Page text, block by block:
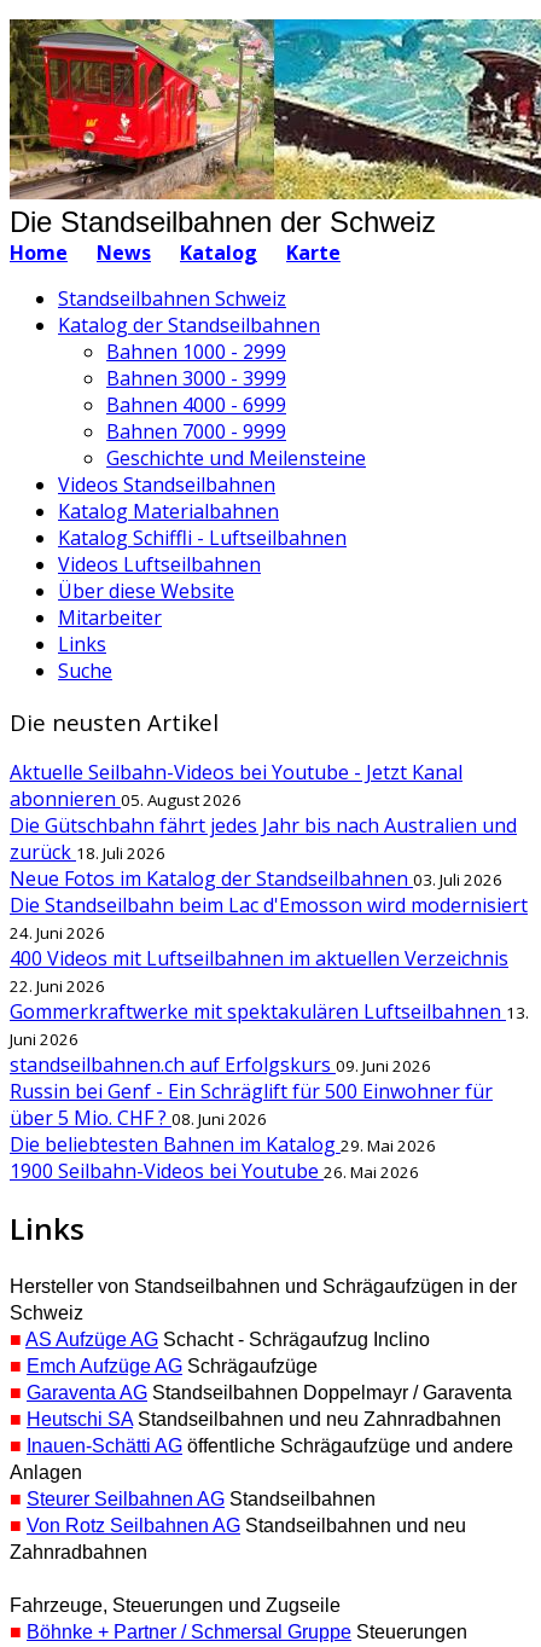
Die Standseilbahnen der Schweiz
Home News Katalog
Karte
Standseilbahnen Schweiz
Katalog der Standseilbahnen
Bahnen 1000 - 2999
Bahnen 3000 - 3999
Bahnen 4000 - 6999
Bahnen 7000 - 9999
Geschichte und Meilensteine
Videos Standseilbahnen
Katalog Materialbahnen
Katalog Schiffli - Luftseilbahnen
Videos Luftseilbahnen
Über diese Website
Mitarbeiter
Links
Suche
Die neusten Artikel
Aktuelle Seilbahn-Videos bei Youtube - Jetzt Kanal
abonnieren 05. August 2026
Die Gütschbahn fährt jedes Jahr bis nach Australien und
zurück 18. Juli 2026
Neue Fotos im Katalog der Standseilbahnen 03. Juli 2026
Die Standseilbahn beim Lac d'Emosson wird modernisiert
24. Juni 2026
400 Videos mit Luftseilbahnen im aktuellen Verzeichnis
22. Juni 2026
Gommerkraftwerke mit spektakulären Luftseilbahnen 13.
Juni 2026
standseilbahnen.ch auf Erfolgskurs 09. Juni 2026
Russin bei Genf - Ein Schräglift für 500 Einwohner für
über 5 Mio. CHF ? 08. Juni 2026
Die beliebtesten Bahnen im Katalog 29. Mai 2026
1900 Seilbahn-Videos bei Youtube 26. Mai 2026
Links
Hersteller von Standseilbahnen und Schrägaufzügen in der
Schweiz
■ AS Aufzüge AG Schacht - Schrägaufzug Inclino
■ Emch Aufzüge AG Schrägaufzüge
■ Garaventa AG Standseilbahnen Doppelmayr / Garaventa
■ Heutschi SAStandseilbahnen und neu Zahnradbahnen
■ Inauen-Schätti AG öffentliche Schrägaufzüge und andere
Anlagen
■ Steurer Seilbahnen AG Standseilbahnen
■ Von Rotz Seilbahnen AG Standseilbahnen und neu
Zahnradbahnen
Fahrzeuge, Steuerungen und Zugseile
■ Böhnke + Partner / Schmersal Gruppe Steuerungen